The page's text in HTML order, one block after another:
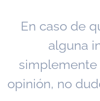
En caso de
alguna
simplemente
opinión, no